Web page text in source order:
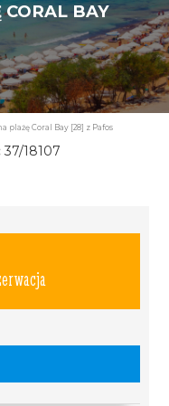
CORAL BAY
plażę Coral Bay [28] z Pafos
37/18107